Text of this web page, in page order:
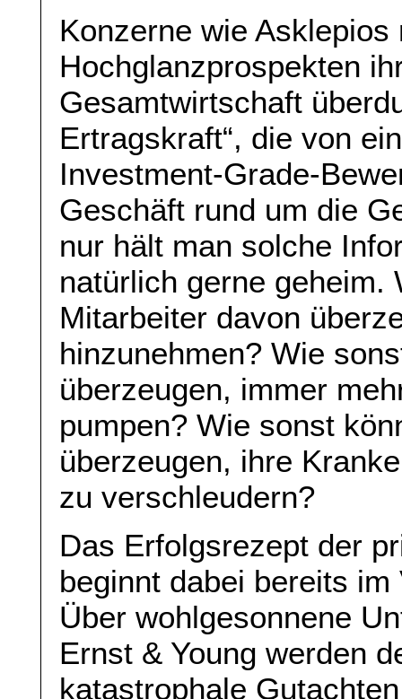
Konzerne wie
Hochglanzprospekten
Gesamtwirtschaft
Ertragskraft“, die von
Investment-Grade-
Geschäft rund um die
nur hält man solche
natürlich gerne geheim.
Mitarbeiter davon
hinzunehmen? Wie
überzeugen, immer
pumpen? Wie sonst
überzeugen, ihre
zu verschleudern?
Das Erfolgsrezept der
beginnt dabei bereits
Über wohlgesonnene
Ernst & Young werden
katastrophale